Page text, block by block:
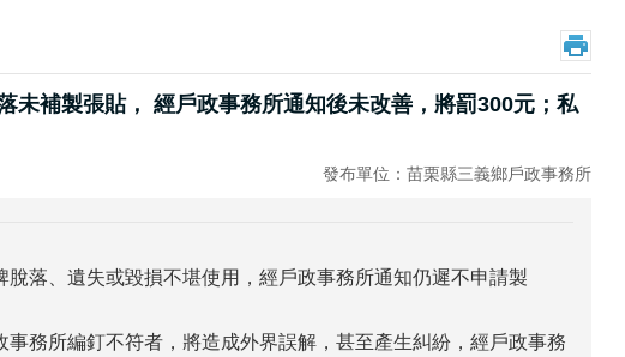
補製張貼， 經戶政事務所通知後未改善，將罰300元；私
發布單位：苗栗縣三義鄉戶政事務所
落、遺失或毀損不堪使用，經戶政事務所通知仍遲不申請製
務所編釘不符者，將造成外界誤解，甚至產生糾紛，經戶政事務